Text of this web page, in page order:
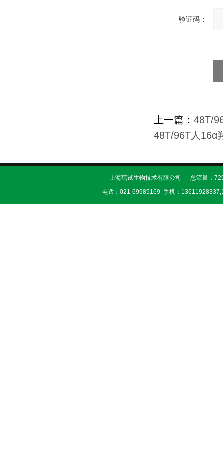
验证码：
上一篇： 48T/
48T/96T人16α
上海莼试生物技术有限公司 总流量：
电话：021-69985169 手机：